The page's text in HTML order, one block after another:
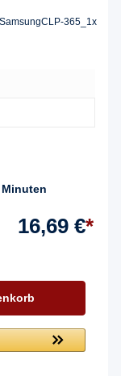
365_1x
Minuten
16,69 €*